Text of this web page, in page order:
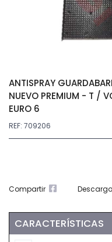
ANTISPRAY
NUEVO PREMIUM - T /
EURO 6
REF: 709206
Compartir
CARACTERÍSTICAS